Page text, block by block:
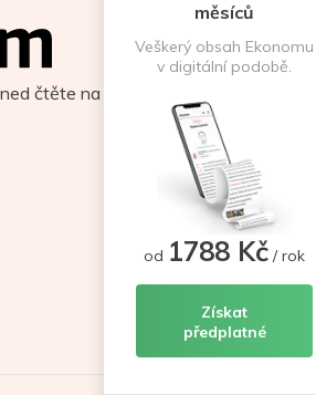
čtěte na
měsíců
Veškerý obsah Ekonomu
v digitální podobě.
od 1788 Kč / rok
Získat
předplatné